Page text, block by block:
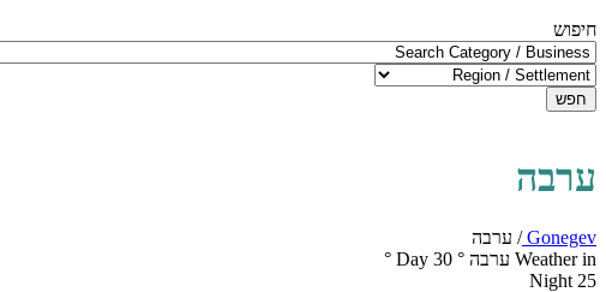
חיפוש
חפש
ערבה
Gonegev
/ ערבה
Weather in ערבה
°
30
Day
°
25
Night